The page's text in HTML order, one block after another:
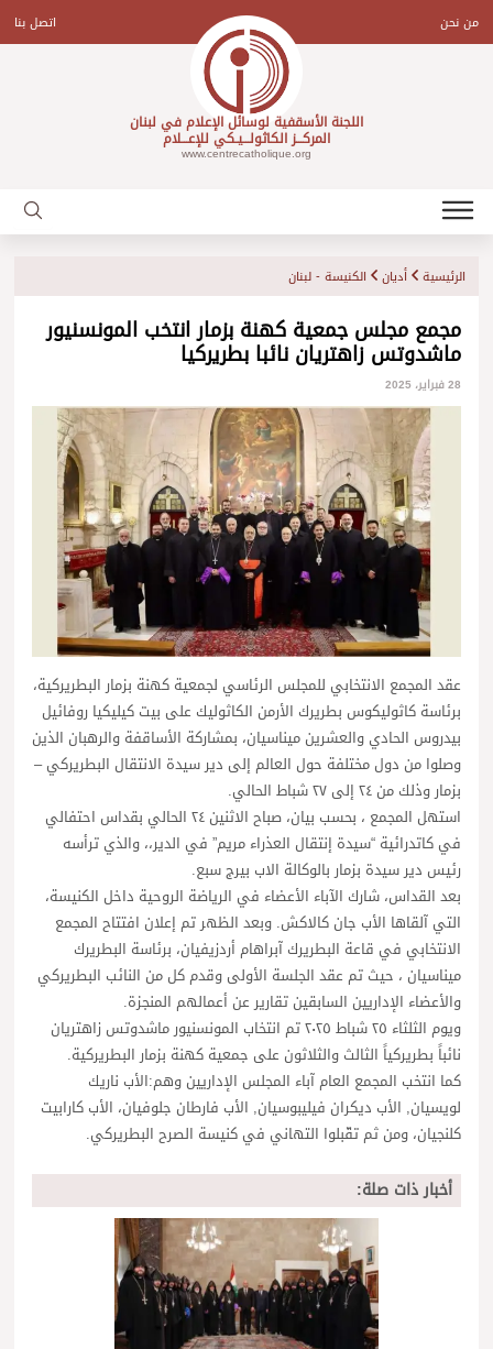
contentمن نحن اتصل بنا
اللجنة الأسقفية لوسائل الإعلام في لبنان
المركـــز الكاثولـــيـكي للإعـــلام
www.centrecatholique.org
الرئيسية أديان الكنيسة - لبنان
مجمع مجلس جمعية كهنة بزمار انتخب المونسنيور
ماشدوتس زاهتريان نائبا بطريركيا
28 فبراير، 2025
عقد المجمع الانتخابي للمجلس الرئاسي لجمعية كهنة بزمار البطريركية،
برئاسة كاثوليكوس بطريرك الأرمن الكاثوليك على بيت كيليكيا روفائيل
بيدروس الحادي والعشرين ميناسيان، بمشاركة الأساقفة والرهبان الذين
وصلوا من دول مختلفة حول العالم إلى دير سيدة الانتقال البطريركي –
بزمار وذلك من ٢٤ إلى ٢٧ شباط الحالي.
استهل المجمع ، بحسب بيان، صباح الاثنين ٢٤ الحالي بقداس احتفالي
في كاتدرائية “سيدة إنتقال العذراء مريم” في الدير،، والذي ترأسه
رئيس دير سيدة بزمار بالوكالة الاب بيرج سبع.
بعد القداس، شارك الآباء الأعضاء في الرياضة الروحية داخل الكنيسة،
التي آلقاها الأب جان كالاكش. وبعد الظهر تم إعلان افتتاح المجمع
الانتخابي في قاعة البطريرك آبراهام أردزيفيان، برئاسة البطريرك
ميناسيان ، حيث تم عقد الجلسة الأولى وقدم كل من النائب البطريركي
والأعضاء الإداريين السابقين تقارير عن أعمالهم المنجزة.
ويوم الثلثاء ٢٥ شباط ٢٠٢٥ تم انتخاب المونسنيور ماشدوتس زاهتريان
نائباً بطريركياً الثالث والثلاثون على جمعية كهنة بزمار البطريركية.
كما انتخب المجمع العام آباء المجلس الإداريين وهم:الأب ناريك
لويسيان, الأب ديكران فيليبوسيان, الأب فارطان جلوفيان، الأب كارابيت
كلنجيان، ومن ثم تقّبلوا التهاني في كنيسة الصرح البطريركي.
أخبار ذات صلة: